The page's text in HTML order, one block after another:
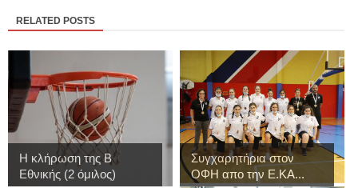
RELATED POSTS
Η κλήρωση της Β
Εθνικής (2 όμιλος)
Συγχαρητήρια στον
ΟΦΗ απο την Ε.ΚΑ...